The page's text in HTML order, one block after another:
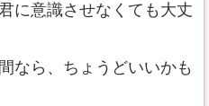
に意識させなくても大丈
なら、ちょうどいいかも